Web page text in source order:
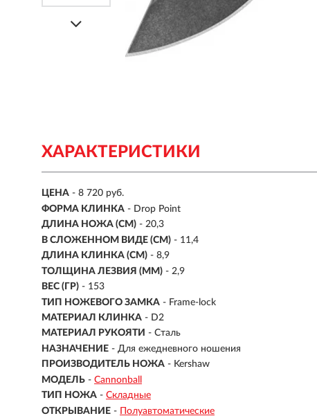
ХАРАКТЕРИСТИКИ
ЦЕНА - 8 720 руб.
ФОРМА КЛИНКА - Drop Point
ДЛИНА НОЖА (СМ) - 20,3
В СЛОЖЕННОМ ВИДЕ (СМ) - 11,4
ДЛИНА КЛИНКА (СМ) - 8,9
ТОЛЩИНА ЛЕЗВИЯ (ММ) - 2,9
ВЕС (ГР) - 153
ТИП НОЖЕВОГО ЗАМКА - Frame-lock
МАТЕРИАЛ КЛИНКА - D2
МАТЕРИАЛ РУКОЯТИ - Сталь
НАЗНАЧЕНИЕ - Для ежедневного ношения
ПРОИЗВОДИТЕЛЬ НОЖА - Kershaw
МОДЕЛЬ - Cannonball
ТИП НОЖА - Складные
ОТКРЫВАНИЕ - Полуавтоматические